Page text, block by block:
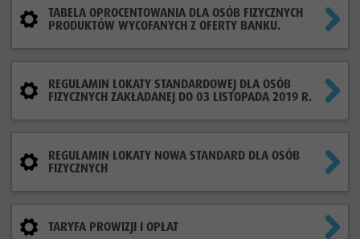
TABELA OPROCENTOWANIA DLA OSÓB FIZYCZNYCH
PRODUKTÓW WYCOFANYCH Z OFERTY BANKU.
REGULAMIN LOKATY STANDARDOWEJ DLA OSÓB
FIZYCZNYCH ZAKŁADANEJ DO 03 LISTOPADA 2019 R.
REGULAMIN LOKATY NOWA STANDARD DLA OSÓB
FIZYCZNYCH
TARYFA PROWIZJI I OPŁAT